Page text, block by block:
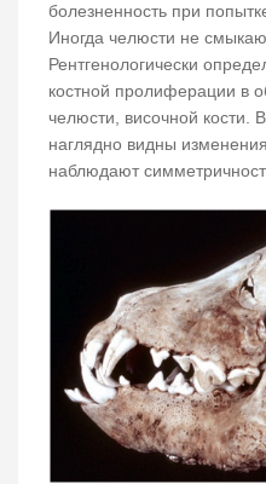
болезненность при
Иногда челюсти не
Рентгенологически
костной пролиферации в
челюсти, височной кости.
наглядно видны
наблюдают